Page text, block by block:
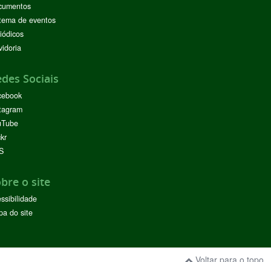
de eventos
Sociais
o site
do site